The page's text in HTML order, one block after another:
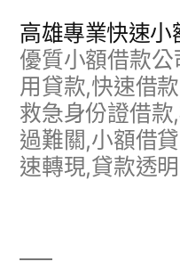
高雄專業快速小
優質小額借款
用貸款,快速借
救急身份證借
過難關,小額借
速轉現,貸款透